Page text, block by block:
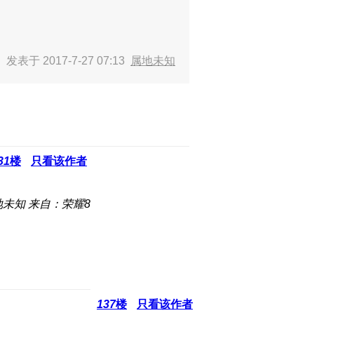
发表于 2017-7-27 07:13 属地未知
楼 只看该作者
未知 来自：荣耀8
137楼 只看该作者